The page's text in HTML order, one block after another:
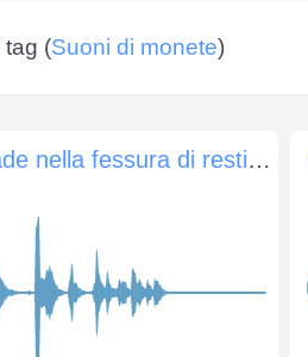
tag (Suoni di monete)
Moneta che cade nella fessura di restituzione di un cambiavalute